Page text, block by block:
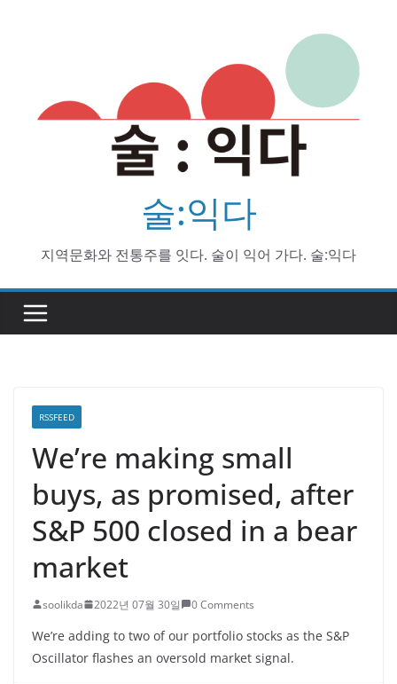
술:익다
지역문화와 전통주를 잇다. 술이 익어 가다. 술:익다
RSSFEED
We’re making small
buys, as promised, after
S&P 500 closed in a bear
market
soolikda 2022년 07월 30일 0 Comments
We’re adding to two of our portfolio stocks as the S&P
Oscillator flashes an oversold market signal.